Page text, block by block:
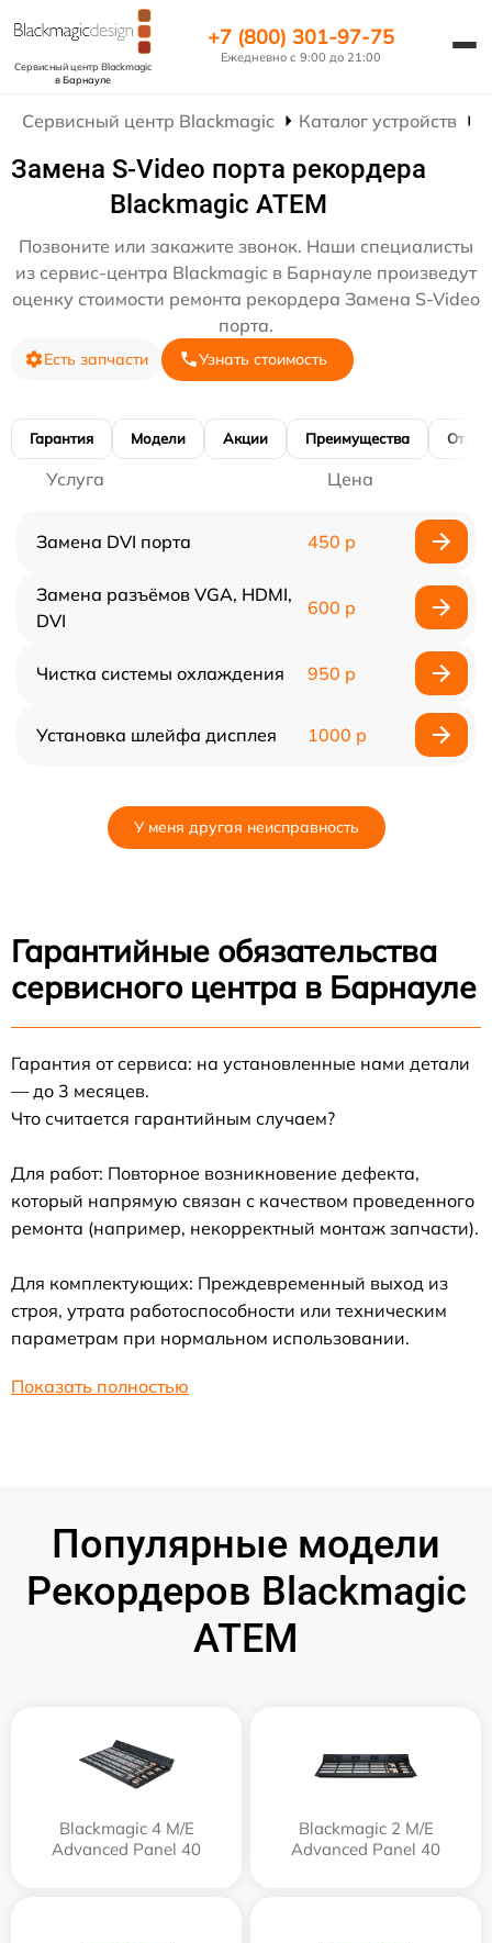
Сервисный центр Blackmagic
в Барнауле
+7 (800) 301-97-75
Ежедневно с 9:00 до 21:00
Сервисный центр Blackmagic Каталог устройств
Замена S-Video порта рекордера
Blackmagic ATEM
Позвоните или закажите звонок. Наши специалисты
из сервис-центра Blackmagic в Барнауле произведут
оценку стоимости ремонта рекордера Замена S-Video
порта.
Есть запчасти Узнать стоимость
Гарантия Модели Акции Преимущества
Услуга Цена
Замена DVI порта 450 р
Замена разъёмов VGA, HDMI,
DVI
600 р
Чистка системы охлаждения 950 р
Установка шлейфа дисплея 1000 р
У меня другая неисправность
Гарантийные обязательства
сервисного центра в Барнауле
Гарантия от сервиса: на установленные нами детали
— до 3 месяцев.
Что считается гарантийным случаем?
Для работ: Повторное возникновение дефекта,
который напрямую связан с качеством проведенного
ремонта (например, некорректный монтаж запчасти).
Для комплектующих: Преждевременный выход из
строя, утрата работоспособности или техническим
параметрам при нормальном использовании.
Показать полностью
Популярные модели
Рекордеров Blackmagic
ATEM
Blackmagic 4 M/E
Advanced Panel 40
Blackmagic 2 M/E
Advanced Panel 40